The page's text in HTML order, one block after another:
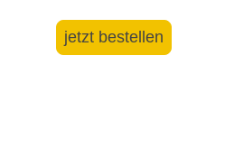
jetzt bestellen